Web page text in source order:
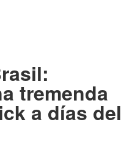
tremenda
a días del